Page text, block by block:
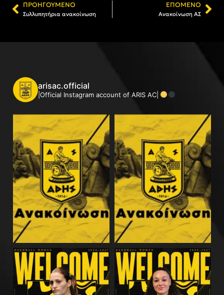
ΠΡΟΗΓΟΎΜΕΝΟ
Συλλυπητήρια ανακοίνωση
ΕΠΌΜΕΝΟ
Aνακοίνωση ΑΣ
arisac.official
|Official Instagram account of ARIS AC|